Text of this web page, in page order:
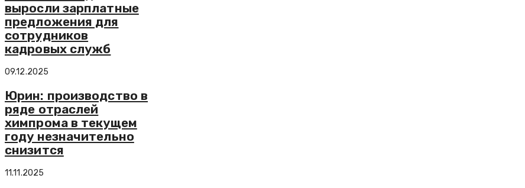
выросли зарплатные
предложения для
сотрудников
кадровых служб
09.12.2025
Юрин: производство в
ряде отраслей
химпрома в текущем
году незначительно
снизится
11.11.2025